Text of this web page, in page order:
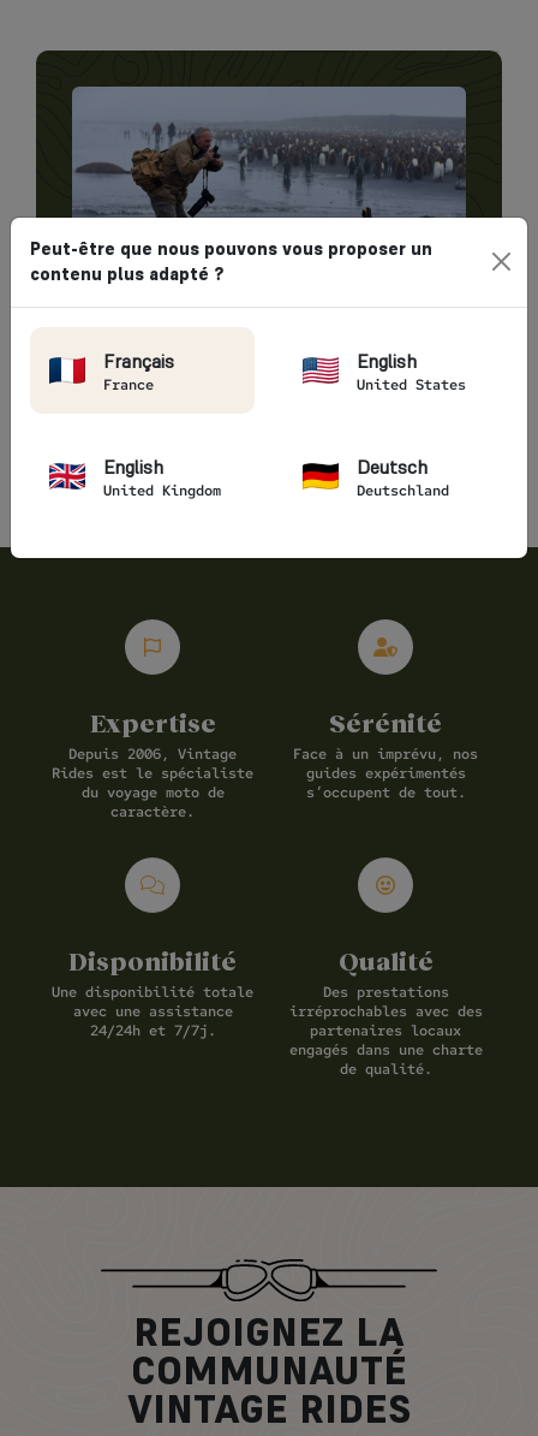
Parcourez notre
calendrier des départs
VOIR TOUS LES DÉPARTS
Expertise
Depuis 2006, Vintage
Rides est le spécialiste
du voyage moto de
caractère.
Sérénité
Face à un imprévu, nos
guides expérimentés
s’occupent de tout.
Disponibilité
Une disponibilité totale
avec une assistance
24/24h et 7/7j.
Qualité
Des prestations
irréprochables avec des
partenaires locaux
engagés dans une charte
de qualité.
REJOIGNEZ LA
COMMUNAUTÉ
VINTAGE RIDES
Peut-être que nous pouvons vous proposer un
contenu plus adapté ?
Français
France
English
United States
English
United Kingdom
Deutsch
Deutschland